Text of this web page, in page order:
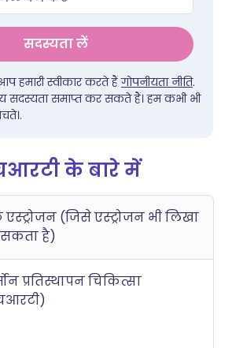
सदस्यता लें
हमारी स्वीकार करते हैंगोपनीयता नीति.
सदस्यता समाप्त कर सकते हैं। हम कभी भी
के बारे में
(जिसे एस्ट्रोजन भी लिखा
है)
प्रतिस्थापन चिकित्सा